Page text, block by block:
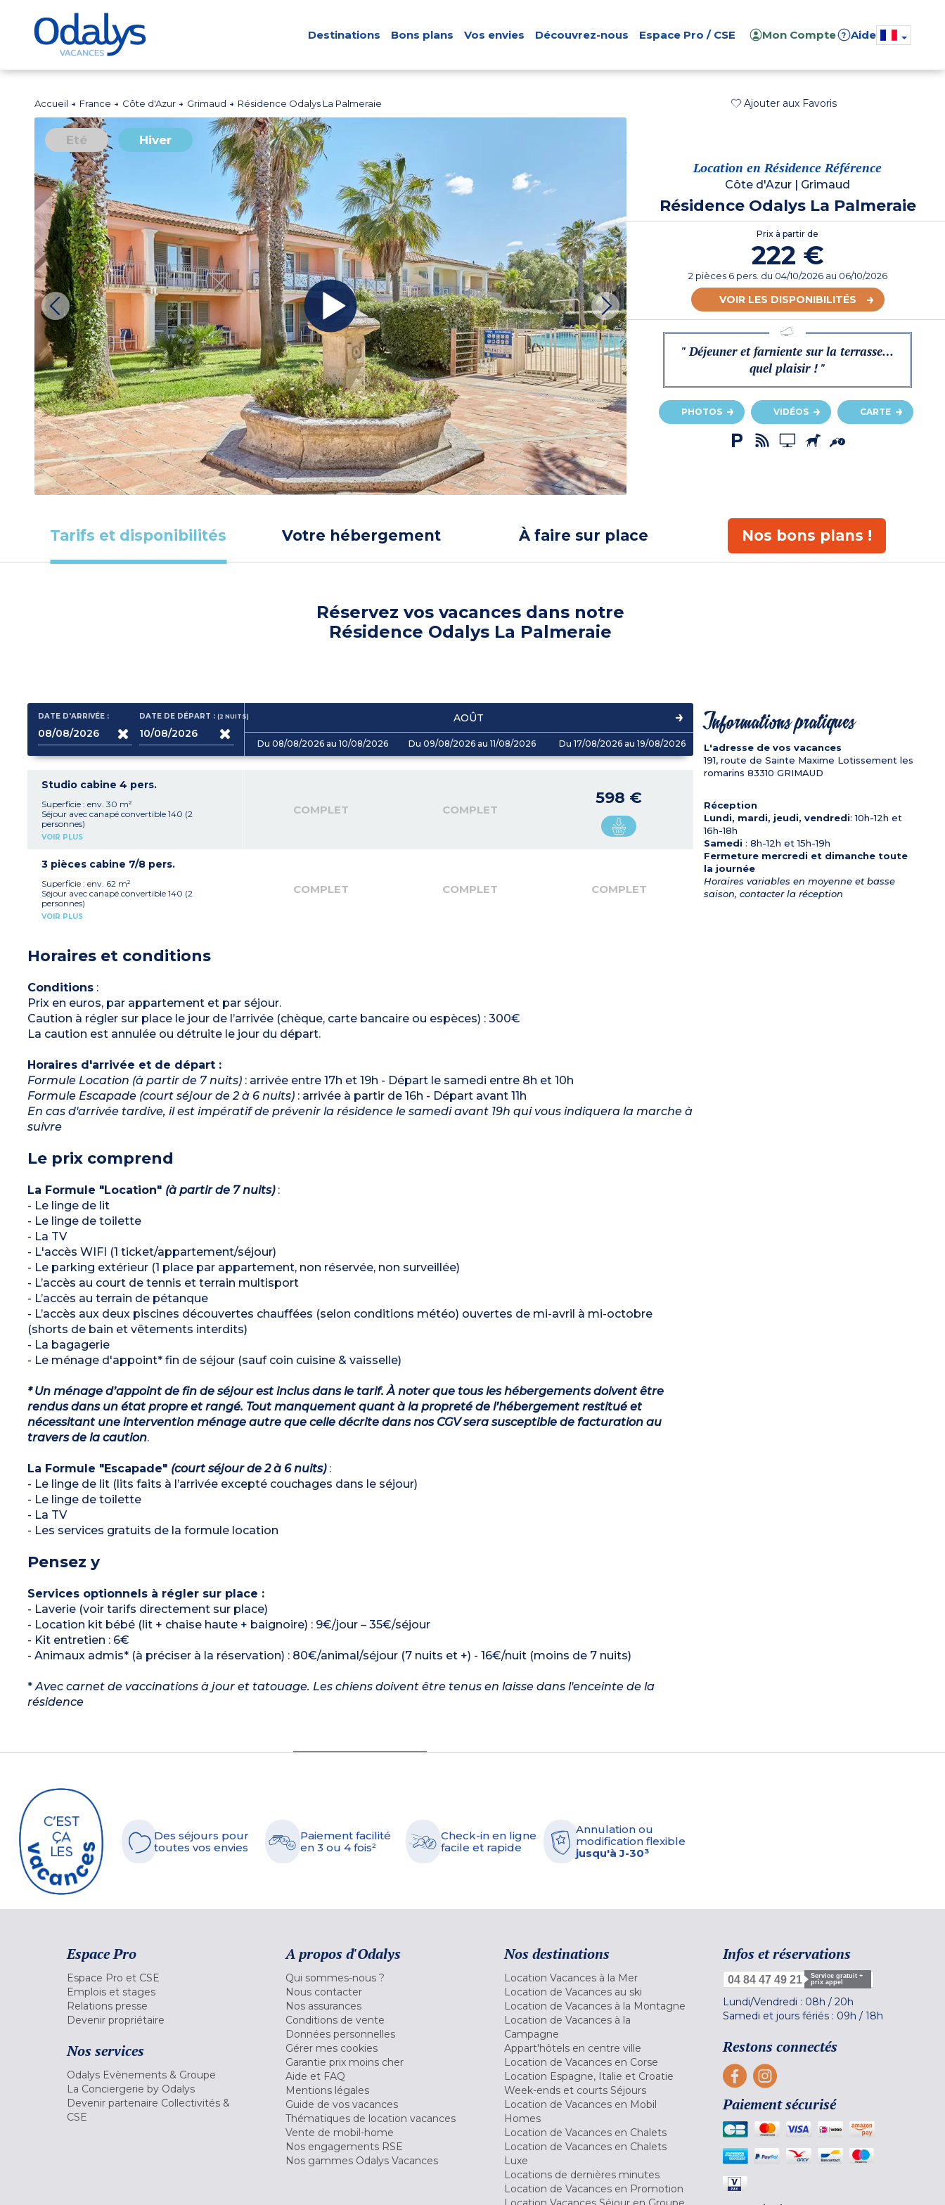
Destinations Bons plans Vos envies Découvrez-nous Espace Pro / CSE Mon Compte ? Aide
Accueil France Côte d'Azur Grimaud Résidence Odalys La Palmeraie Ajouter aux Favoris
Eté Hiver
Location en Résidence Référence
Côte d'Azur Grimaud
Résidence Odalys La Palmeraie
Prix à partir de
222 €
2 pièces 6 pers. du 04/10/2026au 06/10/2026
VOIR LES DISPONIBILITÉS
" Déjeuner et farniente sur la terrasse…
quel plaisir ! "
PHOTOS VIDÉOS CARTE
Tarifs et disponibilités Votre hébergement À faire sur place Nos bons plans !
Réservez vos vacances dans notre
Résidence Odalys La Palmeraie
DATE D'ARRIVÉE : DATE DE DÉPART :(2NUITS) AOÛT
Du 08/08/2026 au 10/08/2026 Du 09/08/2026 au 11/08/2026 Du 17/08/2026 au 19/08/2026
Studio cabine 4 pers.
Superficie : env. 30 m²
Séjour avec canapé convertible 140 (2
personnes)
Entrée cabine avec 2 lits superposés
Salle de bain (douche) et WC
Terrasse ou jardin (non clôturé) avec vue parc
ou piscine
VOIR PLUS
COMPLET COMPLET
598 €
3 pièces cabine 7/8 pers.
Superficie : env. 62 m²
Séjour avec canapé convertible 140 (2
personnes)
Kitchenette équipée (plaque vitrocéramique,
Coin cabine avec 2 lits superposés
Salle de bain avec baignoire et WC
WC séparé
Terrasse ou jardin (non clôturé) avec vue parc
ou piscine
VOIR PLUS
COMPLET COMPLET COMPLET
Horaires et conditions
Conditions:
Prix en euros, par appartement et par séjour.
Caution à régler sur place le jour de l’arrivée (chèque, carte bancaire ou espèces) : 300€
La caution est annulée ou détruite le jour du départ.
Horaires d'arrivée et de départ :
Formule Location (à partir de 7 nuits): arrivée entre 17h et 19h - Départ le samedi entre 8h et 10h
Formule Escapade (court séjour de 2 à 6 nuits): arrivée à partir de 16h - Départ avant 11h
En cas d'arrivée tardive, il est impératif de prévenir la résidence le samedi avant 19h qui vous indiquera la marche à
suivre
Le prix comprend
La Formule "Location" (à partir de 7 nuits):
- Le linge de lit
- Le linge de toilette
- La TV
- L'accès WIFI (1 ticket/appartement/séjour)
- Le parking extérieur (1 place par appartement, non réservée, non surveillée)
- L’accès au court de tennis et terrain multisport
- L’accès au terrain de pétanque
- L’accès aux deux piscines découvertes chauffées (selon conditions météo) ouvertes de mi-avril à mi-octobre
(shorts de bain et vêtements interdits)
- La bagagerie
- Le ménage d'appoint* fin de séjour (sauf coin cuisine & vaisselle)
* Un ménage d’appoint de fin de séjour est inclus dans le tarif. À noter que tous les hébergements doivent être
rendus dans un état propre et rangé. Tout manquement quant à la propreté de l’hébergement restitué et
nécessitant une intervention ménage autre que celle décrite dans nos CGV sera susceptible de facturation au
travers de la caution.
La Formule "Escapade" (court séjour de 2 à 6 nuits):
- Le linge de lit (lits faits à l’arrivée excepté couchages dans le séjour)
- Le linge de toilette
- La TV
- Les services gratuits de la formule location
Pensez y
Services optionnels à régler sur place :
- Laverie (voir tarifs directement sur place)
- Location kit bébé (lit + chaise haute + baignoire) : 9€/jour – 35€/séjour
- Kit entretien : 6€
- Animaux admis* (à préciser à la réservation) : 80€/animal/séjour (7 nuits et +) - 16€/nuit (moins de 7 nuits)
*Avec carnet de vaccinations à jour et tatouage. Les chiens doivent être tenus en laisse dans l'enceinte de la
résidence
Informations pratiques
L'adresse de vos vacances
191, route de Sainte Maxime Lotissement les
romarins 83310 GRIMAUD
Réception
Lundi, mardi, jeudi, vendredi: 10h-12h et
16h-18h
Samedi : 8h-12h et 15h-19h
Fermeture mercredi et dimanche toute
la journée
Horaires variables en moyenne et basse
saison, contacter la réception
Des séjours pour
toutes vos envies
Paiement facilité
en 3 ou 4 fois²
Check-in en ligne
facile et rapide
Annulation ou
modification flexible
jusqu'à J-30³
Espace Pro
Espace Pro et CSE
Emplois et stages
Relations presse
Devenir propriétaire
Nos services
Odalys Evènements & Groupe
La Conciergerie by Odalys
Devenir partenaire Collectivités &
CSE
A propos d'Odalys
Qui sommes-nous ?
Nous contacter
Nos assurances
Conditions de vente
Données personnelles
Gérer mes cookies
Garantie prix moins cher
Aide et FAQ
Mentions légales
Guide de vos vacances
Thématiques de location vacances
Vente de mobil-home
Nos engagements RSE
Nos gammes Odalys Vacances
Nos destinations
Location Vacances à la Mer
Location de Vacances au ski
Location de Vacances à la Montagne
Location de Vacances à la
Campagne
Appart'hôtels en centre ville
Location de Vacances en Corse
Location Espagne, Italie et Croatie
Week-ends et courts Séjours
Location de Vacances en Mobil
Homes
Location de Vacances en Chalets
Location de Vacances en Chalets
Luxe
Locations de dernières minutes
Location de Vacances en Promotion
Infos et réservations
04 84 47 49 21
Service gratuit +
prix appel
Lundi/Vendredi : 08h / 20h
Samedi et jours fériés : 09h / 18h
Restons connectés
Paiement sécurisé